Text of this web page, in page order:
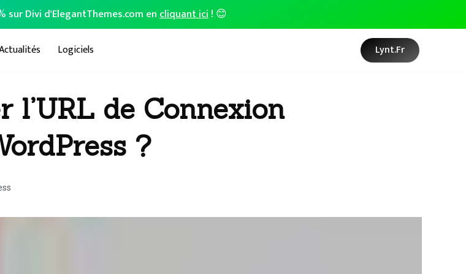
sur Divi d'ElegantThemes.com encliquant ici! 😊
Logiciels Lynt.fr
l’URL de Connexion
?